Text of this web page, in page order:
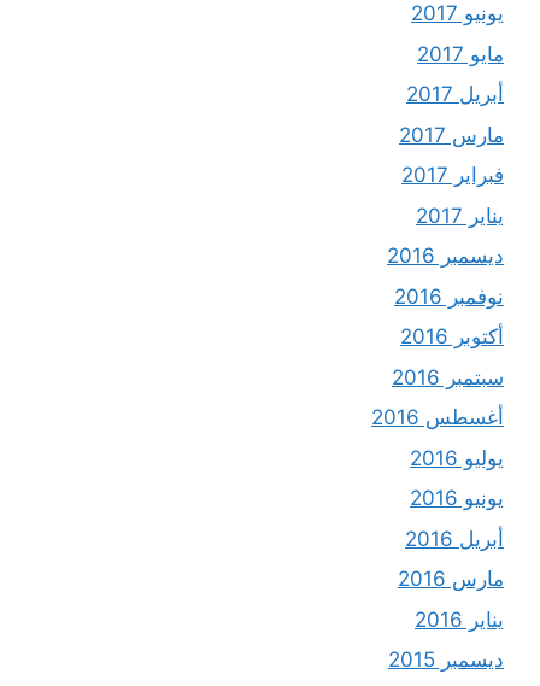
يونيو 2017
مايو 2017
أبريل 2017
مارس 2017
فبراير 2017
يناير 2017
ديسمبر 2016
نوفمبر 2016
أكتوبر 2016
سبتمبر 2016
أغسطس 2016
يوليو 2016
يونيو 2016
أبريل 2016
مارس 2016
يناير 2016
ديسمبر 2015